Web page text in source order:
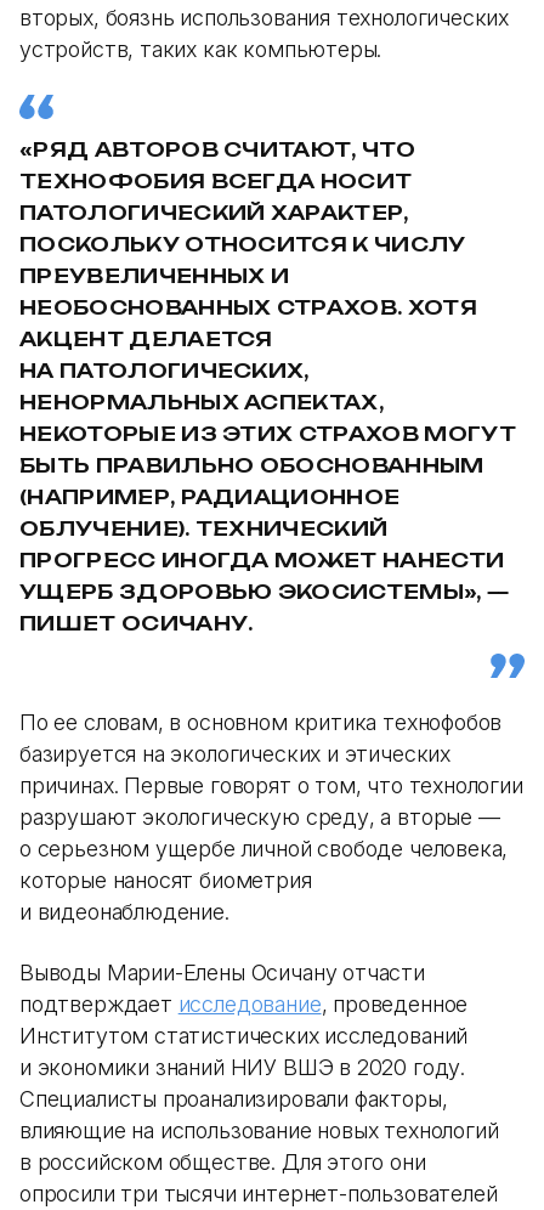
вторых, боязнь использования технологических
устройств, таких как компьютеры.
«РЯД АВТОРОВ СЧИТАЮТ, ЧТО
ТЕХНОФОБИЯ ВСЕГДА НОСИТ
ПАТОЛОГИЧЕСКИЙ ХАРАКТЕР,
ПОСКОЛЬКУ ОТНОСИТСЯ К ЧИСЛУ
ПРЕУВЕЛИЧЕННЫХ И
НЕОБОСНОВАННЫХ СТРАХОВ. ХОТЯ
АКЦЕНТ ДЕЛАЕТСЯ
НА ПАТОЛОГИЧЕСКИХ,
НЕНОРМАЛЬНЫХ АСПЕКТАХ,
НЕКОТОРЫЕ ИЗ ЭТИХ СТРАХОВ МОГУТ
БЫТЬ ПРАВИЛЬНО ОБОСНОВАННЫМ
(НАПРИМЕР, РАДИАЦИОННОЕ
ОБЛУЧЕНИЕ). ТЕХНИЧЕСКИЙ
ПРОГРЕСС ИНОГДА МОЖЕТ НАНЕСТИ
УЩЕРБ ЗДОРОВЬЮ ЭКОСИСТЕМЫ», —
ПИШЕТ ОСИЧАНУ.
По ее словам, в основном критика технофобов
базируется на экологических и этических
причинах. Первые говорят о том, что технологии
разрушают экологическую среду, а вторые —
о серьезном ущербе личной свободе человека,
которые наносят биометрия
и видеонаблюдение.
Выводы Марии-Елены Осичану отчасти
подтверждает исследование, проведенное
Институтом статистических исследований
и экономики знаний НИУ ВШЭ в 2020 году.
Специалисты проанализировали факторы,
влияющие на использование новых технологий
в российском обществе. Для этого они
опросили три тысячи интернет-пользователей